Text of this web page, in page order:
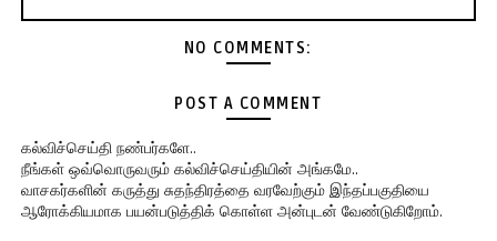
NO COMMENTS:
POST A COMMENT
கல்விச்செய்தி நண்பர்களே..
நீங்கள் ஒவ்வொருவரும் கல்விச்செய்தியின் அங்கமே..
வாசகர்களின் கருத்து சுதந்திரத்தை வரவேற்கும் இந்தப்பகுதியை
ஆரோக்கியமாக பயன்படுத்திக் கொள்ள அன்புடன் வேண்டுகிறோம்.